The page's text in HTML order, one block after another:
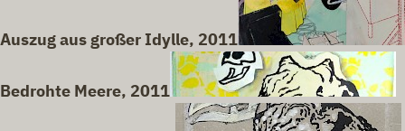
Auszug aus großer Idylle, 2011
Bedrohte Meere, 2011